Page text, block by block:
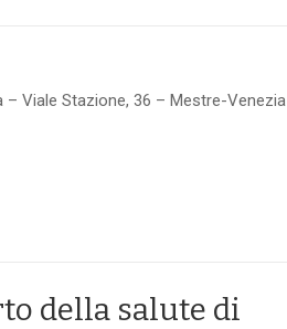
– Viale Stazione, 36 – Mestre-Venezia
della salute di